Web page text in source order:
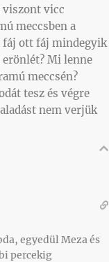
viszont vicc
meccsben a
fáj ott fáj mindegyik
Mi lenne
meccsén?
tesz és végre
nem verjük
egyedül Meza és
percekig